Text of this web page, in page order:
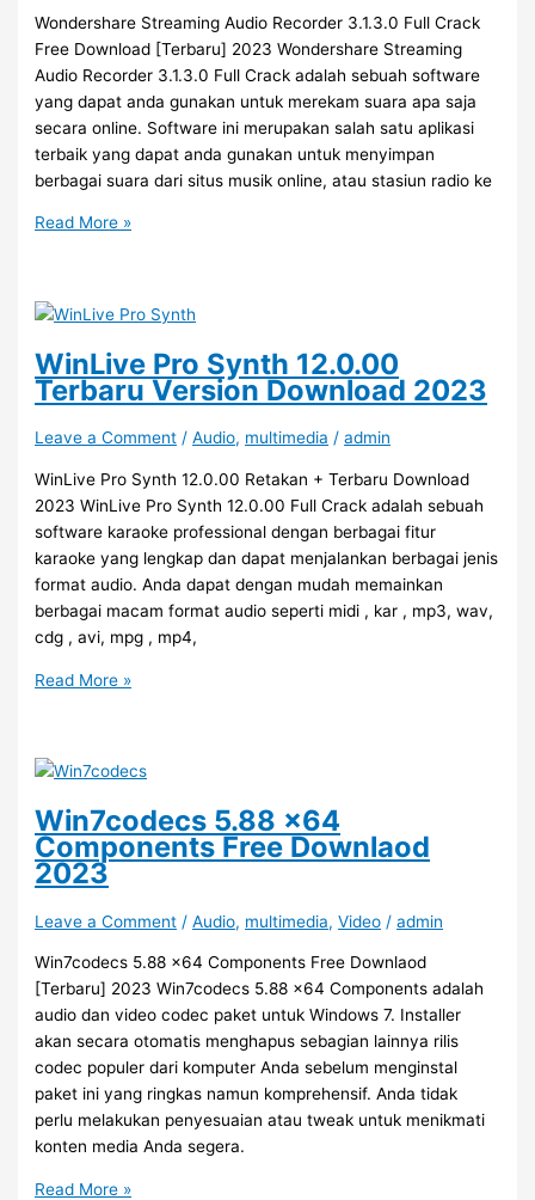
Wondershare Streaming Audio Recorder 3.1.3.0 Full Crack
Free Download [Terbaru] 2023 Wondershare Streaming
Audio Recorder 3.1.3.0 Full Crack adalah sebuah software
yang dapat anda gunakan untuk merekam suara apa saja
secara online. Software ini merupakan salah satu aplikasi
terbaik yang dapat anda gunakan untuk menyimpan
berbagai suara dari situs musik online, atau stasiun radio ke
Wondershare
Recorder
3.1.3.0
Full
Crack
2023
Read More »
WinLive Pro Synth 12.0.00​
Terbaru Version Download 2023
Leave a Comment /Audio, multimedia /admin
WinLive Pro Synth 12.0.00​​ Retakan + Terbaru Download
2023 WinLive Pro Synth 12.0.00​ Full Crack adalah sebuah
software karaoke professional dengan berbagai fitur
karaoke yang lengkap dan dapat menjalankan berbagai jenis
format audio. Anda dapat dengan mudah memainkan
berbagai macam format audio seperti midi , kar , mp3, wav,
cdg , avi, mpg , mp4,
WinLive
12.0.00​
Terbaru
Version
Download
2023
Read More »
Win7codecs 5.88 x64
Components Free Downlaod
2023
Leave a Comment /Audio, multimedia,Video /admin
Win7codecs 5.88 x64 Components Free Downlaod
[Terbaru] 2023 Win7codecs 5.88 x64 Components adalah
audio dan video codec paket untuk Windows 7. Installer
akan secara otomatis menghapus sebagian lainnya rilis
codec populer dari komputer Anda sebelum menginstal
paket ini yang ringkas namun komprehensif. Anda tidak
perlu melakukan penyesuaian atau tweak untuk menikmati
konten media Anda segera.
Win7codecs
Read More »